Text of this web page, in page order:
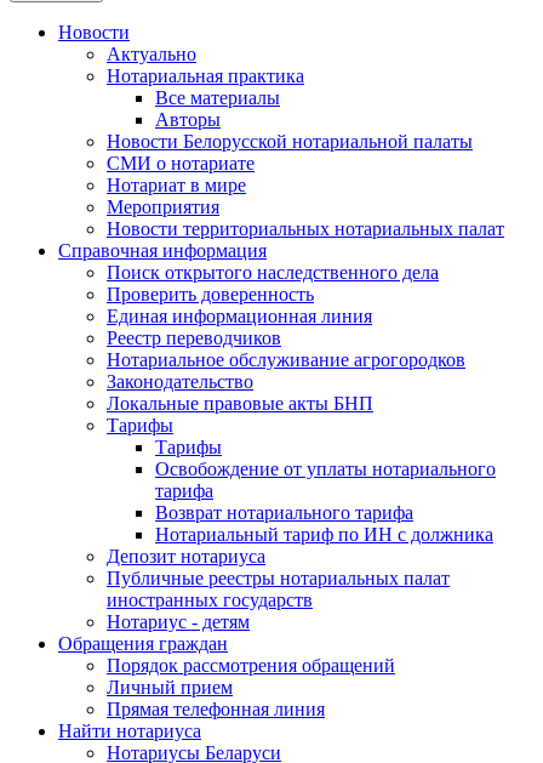
Новости
Актуально
Нотариальная практика
Все материалы
Авторы
Новости Белорусской нотариальной палаты
СМИ о нотариате
Нотариат в мире
Мероприятия
Новости территориальных нотариальных палат
Справочная информация
Поиск открытого наследственного дела
Проверить доверенность
Единая информационная линия
Реестр переводчиков
Нотариальное обслуживание агрогородков
Законодательство
Локальные правовые акты БНП
Тарифы
Тарифы
Освобождение от уплаты нотариального
тарифа
Возврат нотариального тарифа
Нотариальный тариф по ИН с должника
Депозит нотариуса
Публичные реестры нотариальных палат
иностранных государств
Нотариус - детям
Обращения граждан
Порядок рассмотрения обращений
Личный прием
Прямая телефонная линия
Найти нотариуса
Нотариусы Беларуси